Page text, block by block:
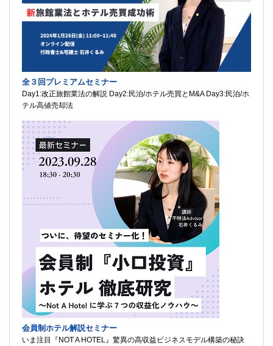
全３回プレミアムセミナー
Day1:改正旅館業法の解説 Day2:民泊/ホテル売買とM&A Day3:民泊/ホ
テル高値売却法
会員制ホテル解説セミナー
いま注目『NOT A HOTEL』驚異の高収益ビジネスモデル構築の秘訣